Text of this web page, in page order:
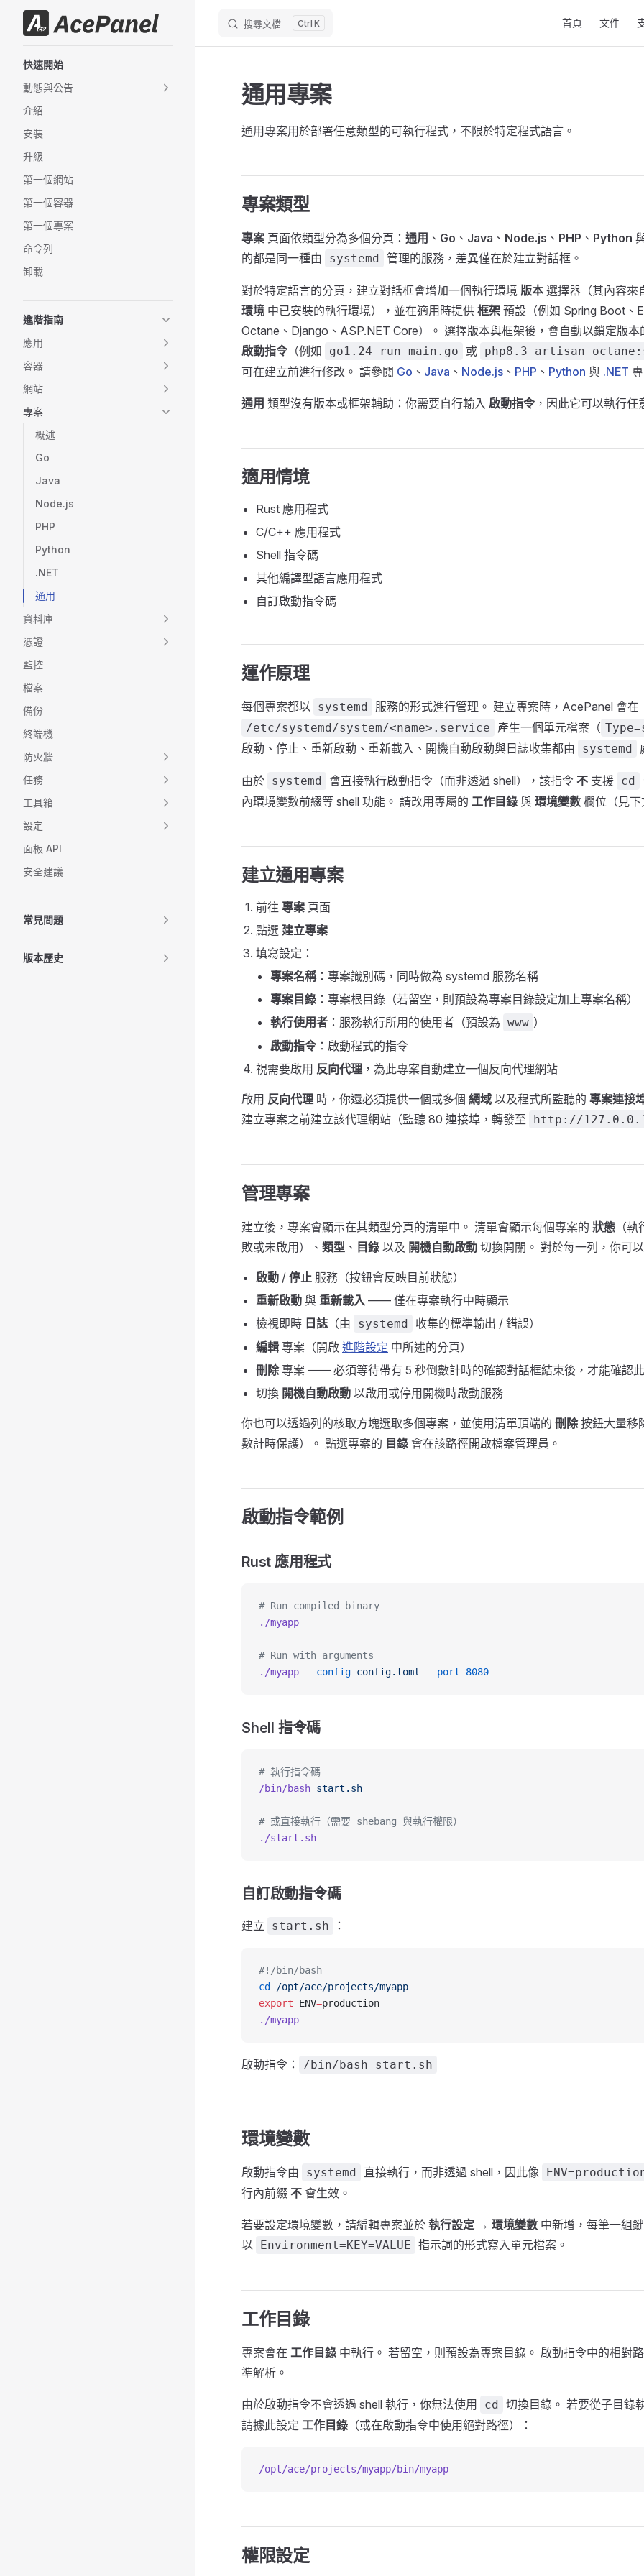
跳轉到內容 搜尋文檔 K 首頁 文件
快速開始
動態與公告
介紹
安裝
升級
第一個網站
第一個容器
第一個專案
命令列
卸載
進階指南
應用
容器
網站
專案
概述
Go
Java
Node.js
PHP
Python
.NET
通用
資料庫
憑證
監控
檔案
備份
終端機
防火牆
任務
工具箱
設定
面板 API
安全建議
常見問題
版本歷史
通用專案
通用專案用於部署任意類型的可執行程式，不限於特定程式語言。
專案類型
專案 頁面依類型分為多個分頁： 通用 、 Go 、 Java 、 Node.js 、 PHP 、 Python
的都是同一種由
systemd 管理的服務，差異僅在於建立對話框。
對於特定語言的分頁，建立對話框會增加一個執行環境 版本 選擇器（其內容來
環境 中已安裝的執行環境），並在適用時提供 框架 預設（例如 Spring Boot、
Octane、Django、ASP.NET Core）。 選擇版本與框架後，會自動以鎖定版本
啟動指令 （例如 go1.24 run main.go 或 php8.3 artisan
可在建立前進行修改。 請參閱 Go 、 Java 、 Node.js 、 PHP 、 Python 與 .NET
通用 類型沒有版本或框架輔助：你需要自行輸入 啟動指令 ，因此它可以執行
適用情境
Rust 應用程式
C/C++ 應用程式
Shell 指令碼
其他編譯型語言應用程式
自訂啟動指令碼
運作原理
每個專案都以 systemd 服務的形式進行管理。 建立專案時，AcePanel 會在
/etc/systemd/system/<name>.service 產生一個單元檔案（
啟動、停止、重新啟動、重新載入、開機自動啟動與日誌收集都由 systemd
由於 systemd 會直接執行啟動指令（而非透過 shell），該指令 不 支援 cd
內環境變數前綴等 shell 功能。 請改用專屬的 工作目錄 與 環境變數 欄位（見
建立通用專案
前往 專案 頁面
點選 建立專案
填寫設定：
專案名稱：專案識別碼，同時做為 systemd 服務名稱
專案目錄 ：專案根目錄（若留空，則預設為專案目錄設定加上專案名稱）
執行使用者 ：服務執行所用的使用者（預設為 www ）
啟動指令 ：啟動程式的指令
視需要啟用 反向代理 ，為此專案自動建立一個反向代理網站
啟用 反向代理 時，你還必須提供一個或多個 網域 以及程式所監聽的 專案連接
建立專案之前建立該代理網站（監聽 80 連接埠，轉發至
http://
管理專案
建立後，專案會顯示在其類型分頁的清單中。 清單會顯示每個專案的 狀態 （
敗或未啟用）、 類型 、 目錄 以及 開機自動啟動 切換開關。 對於每一列，你可
啟動 / 停止 服務（按鈕會反映目前狀態）
重新啟動 與 重新載入 —— 僅在專案執行中時顯示
檢視即時 日誌 （由 systemd
收集的標準輸出 / 錯誤）
編輯 專案（開啟 進階設定 中所述的分頁）
刪除專案 —— 必須等待帶有 5 秒倒數計時的確認對話框結束後，才能確認
切換 開機自動啟動 以啟用或停用開機時啟動服務
你也可以透過列的核取方塊選取多個專案，並使用清單頂端的 刪除按鈕大量移
數計時保護）。 點選專案的 目錄 會在該路徑開啟檔案管理員。
啟動指令範例
Rust 應用程式
# Run compiled binary
./myapp
# Run with arguments
./myapp --config config.toml --port 8080
Shell 指令碼
# 執行指令碼
/bin/bash start.sh
# 或直接執行（需要 shebang 與執行權限）
./start.sh
自訂啟動指令碼
建立 start.sh ：
#!/bin/bash
cd
/opt/ace/projects/myapp
export ENV=production
./myapp
啟動指令： /bin/bash start.sh
環境變數
啟動指令由 systemd 直接執行，而非透過 shell，因此像
行內前綴 不 會生效。
若要設定環境變數，請編輯專案並於 執行設定 → 環境變數 中新增，每筆一組
以 Environment=KEY=VALUE 指示詞的形式寫入單元檔案。
工作目錄
專案會在 工作目錄 中執行。 若留空，則預設為專案目錄。 啟動指令中的相對
準解析。
由於啟動指令不會透過 shell 執行，你無法使用 cd 切換目錄。 若要從子目錄
請據此設定 工作目錄 （或在啟動指令中使用絕對路徑）：
/opt/ace/projects/myapp/bin/myapp
權限設定